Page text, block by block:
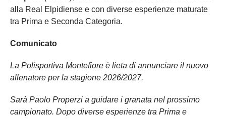
alla Real Elpidiense e con diverse esperienze maturate
tra Prima e Seconda Categoria.
Comunicato
La Polisportiva Montefiore è lieta di annunciare il nuovo
allenatore per la stagione 2026/2027.
Sarà Paolo Properzi a guidare i granata nel prossimo
campionato. Dopo diverse esperienze tra Prima e